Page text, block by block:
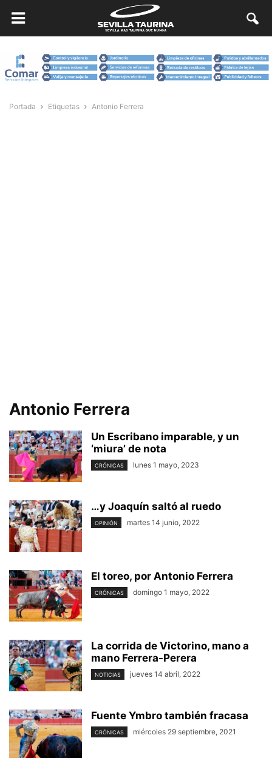
Portada Etiquetas Antonio Ferrera
Antonio Ferrera
Un Escribano imparable, y un
‘miura’ de nota
CRÓNICAS lunes 1 mayo, 2023
…y Joaquín saltó al ruedo
OPINIÓN martes 14 junio, 2022
El toreo, por Antonio Ferrera
CRÓNICAS domingo 1 mayo, 2022
La corrida de Victorino, mano a
mano Ferrera-Perera
NOTICIAS jueves 14 abril, 2022
Fuente Ymbro también fracasa
CRÓNICAS miércoles 29 septiembre, 2021